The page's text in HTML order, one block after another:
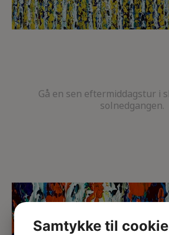
Gå en sen eftermiddagstur i
solnedgangen.
Samtykke til